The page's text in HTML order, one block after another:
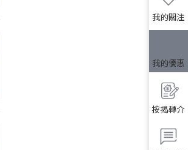
按揭轉介
我的優惠
我的關注